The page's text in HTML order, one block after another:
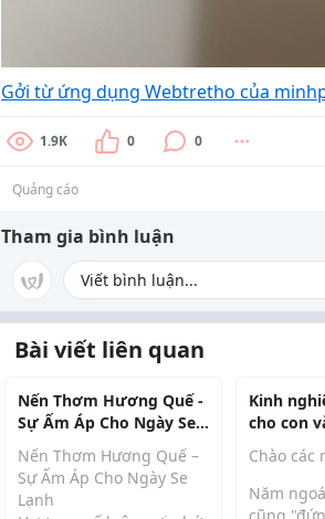
Gởi từ ứng dụng Webtretho của
1.9K 0 0
Quảng cáo
Tham gia bình luận
Bài viết liên quan
Nến Thơm Hương Quế -
Sự Ấm Áp Cho Ngày Se
Lạnh
Nến Thơm Hương Quế –
Sự Ấm Áp Cho Ngày Se
Lạnh
Kinh
cho con
những
biết sớm
Chào các
Năm